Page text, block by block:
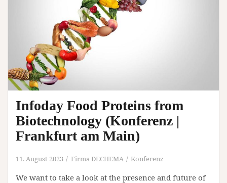
Infoday Food Proteins from
Biotechnology (Konferenz |
Frankfurt am Main)
11. August 2023 Firma DECHEMA Konferenz
We want to take a look at the presence and future of